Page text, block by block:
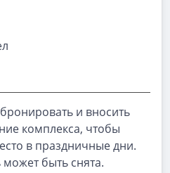
и вносить
комплекса, чтобы
в праздничные дни.
быть снята.